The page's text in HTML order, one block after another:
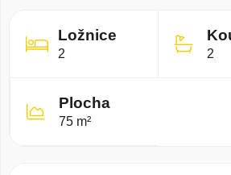
Ložnice
2 2
Plocha
75 m²